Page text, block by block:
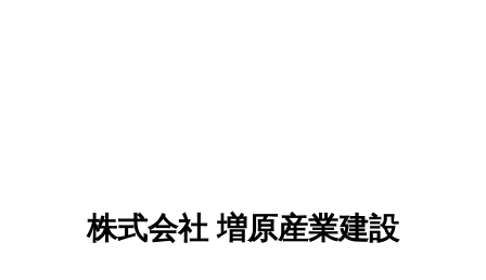
株式会社 増原産業建設